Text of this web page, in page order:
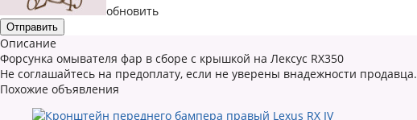
обновить
Описание
Форсунка омывателя фар в сборе с крышкой на Лексус RX350
Не соглашайтесь на предоплату, если не уверены внадежности продавца.
Похожие объявления